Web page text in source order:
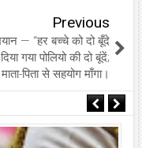
Previous
— “हर बच्चे को दो बूँदे
गया पोलियो की दो बूंदें;
पिता से सहयोग माँगा।